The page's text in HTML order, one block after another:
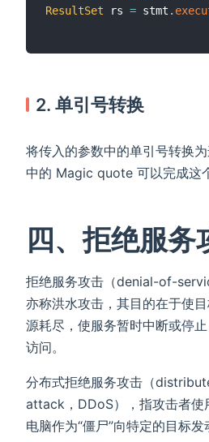
ResultSet rs = stmt .
2. 单引号转换
将传入的参数中的单引号转换
中的 Magic quote 可以完成这
四、拒绝服务
拒绝服务攻击（denial-of-
亦称洪水攻击，其目的在于使
源耗尽，使服务暂时中断或停
访问。
分布式拒绝服务攻击（
attack，DDoS），指攻击者使
电脑作为“僵尸”向特定的目标发